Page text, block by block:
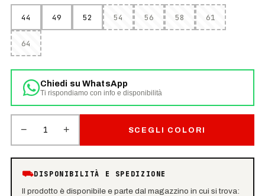
44 49 52 54 56 58 61
64
Chiedi su WhatsApp
Ti rispondiamo con info e disponibilità
− 1 + SCEGLI COLORI
⛟DISPONIBILITÀ E SPEDIZIONE
Il prodotto è disponibile e parte dal magazzino in cui si trova: